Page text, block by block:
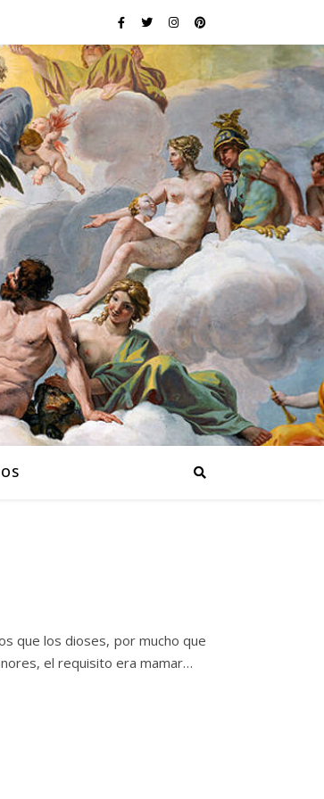
que los dioses, por mucho que
el requisito era mamar…